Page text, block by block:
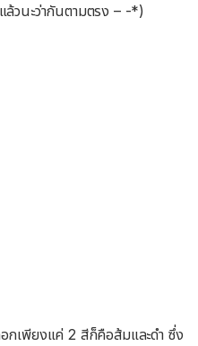
ล้วนะว่ากันตามตรง – -*)
กเพียงแค่ 2 สีก็คือส้มและดำ ซึ่ง